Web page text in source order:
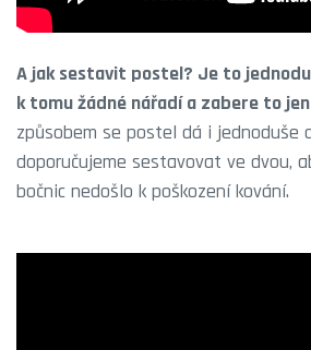
A jak sestavit postel? Je to
k tomu žádné nářadí a zabere to
způsobem se postel dá i jednoduše
doporučujeme sestavovat ve dvou,
bočnic nedošlo k poškození kování.